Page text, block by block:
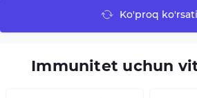
Ko'proq
Immunitet uchun